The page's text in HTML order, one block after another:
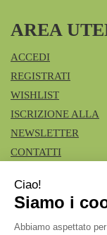
AREA
ACCEDI
REGISTRATI
WISHLIST
ISCRIZIONE ALLA
NEWSLETTER
CONTATTI
Azienda